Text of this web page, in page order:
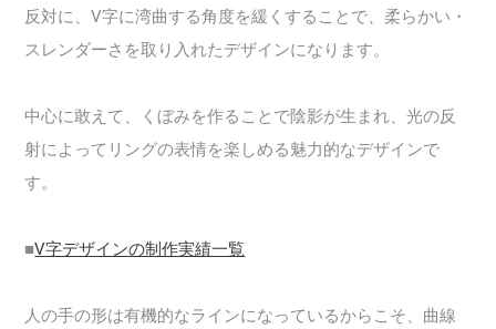
反対に、V字に湾曲する角度を緩くすることで、柔らかい・
スレンダーさを取り入れたデザインになります。
中心に敢えて、くぼみを作ることで陰影が生まれ、光の反
射によってリングの表情を楽しめる魅力的なデザインで
す。
■V字デザインの制作実績一覧
人の手の形は有機的なラインになっているからこそ、曲線